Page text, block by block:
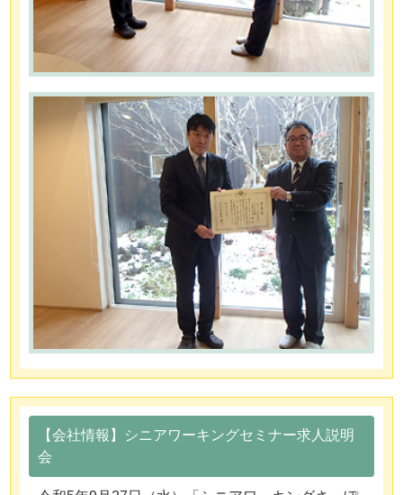
【会社情報】シニアワーキングセミナー求人説明
会